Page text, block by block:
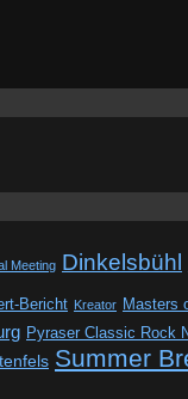
Meeting Dinkelsbühl
Bericht Kreator Masters
Pyraser Classic Rock
Summer